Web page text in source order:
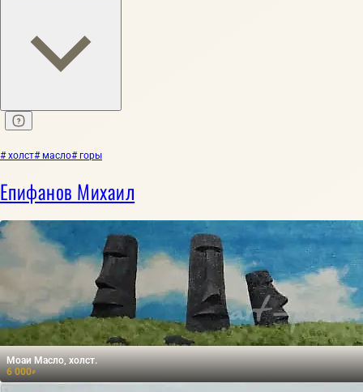
# холст# масло# горы
Епифанов Михаил
Моаи Масло, холст.
6 000₽